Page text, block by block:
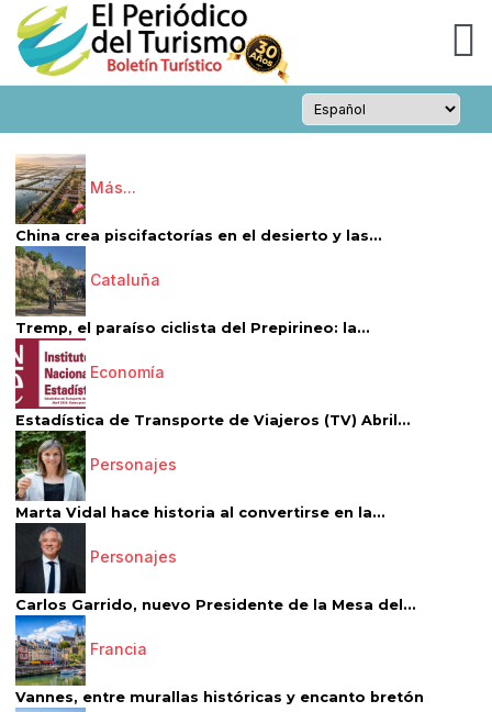
Más...
China crea piscifactorías en el desierto y las...
Cataluña
Tremp, el paraíso ciclista del Prepirineo: la...
Economía
Estadística de Transporte de Viajeros (TV) Abril...
Personajes
Marta Vidal hace historia al convertirse en la...
Personajes
Carlos Garrido, nuevo Presidente de la Mesa del...
Francia
Vannes, entre murallas históricas y encanto bretón